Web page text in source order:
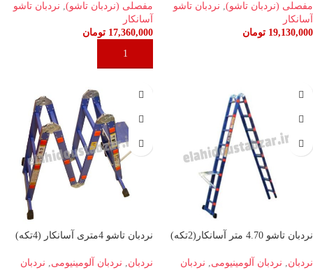
مفصلی (نردبان تاشو), نردبان تاشو
آسانکار
19,130,000 تومان
مفصلی (نردبان تاشو), نردبان تاشو
آسانکار
17,360,000 تومان
افزودن به سبد خرید
نردبان تاشو 4.70 متر آسانکار(2تکه)
نردبان, نردبان آلومینیومی, نردبان
نردبان تاشو 4متری آسانکار (4تکه)
نردبان, نردبان آلومینیومی, نردبان